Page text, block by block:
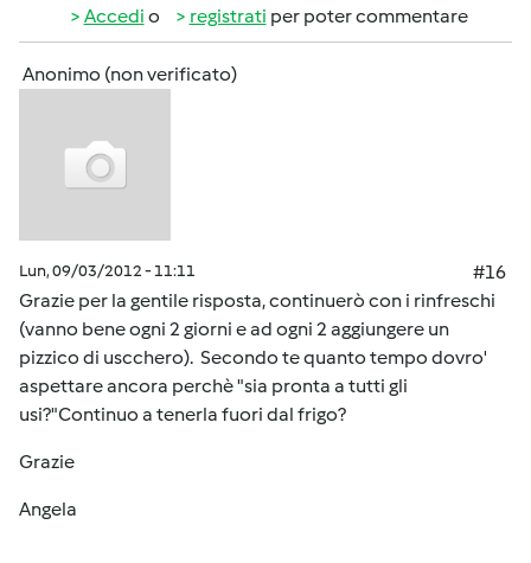
Accedi o registrati per poter commentare
Anonimo (non verificato)
Lun, 09/03/2012 - 11:11
#16
Grazie per la gentile risposta, continuerò con i rinfreschi
(vanno bene ogni 2 giorni e ad ogni 2 aggiungere un
pizzico di uscchero). Secondo te quanto tempo dovro'
aspettare ancora perchè "sia pronta a tutti gli
usi?"Continuo a tenerla fuori dal frigo?
Grazie
Angela